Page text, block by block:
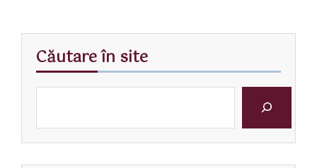
Căutare în site